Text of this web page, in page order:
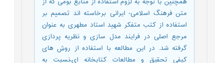
متن فرهنگ اسلامی- ایرانی برخاسته اند تصمیم بر
استفاده از کتب متفکر شهید استاد مطهری به عنوان
مرجع اصلی در فرایند مدل سازی و نظریه پردازی
گرفته شد. در این مطالعه با استفاده از روش های
کیفی تحقیق و مطالعات کتابخانه ای،نسبت به